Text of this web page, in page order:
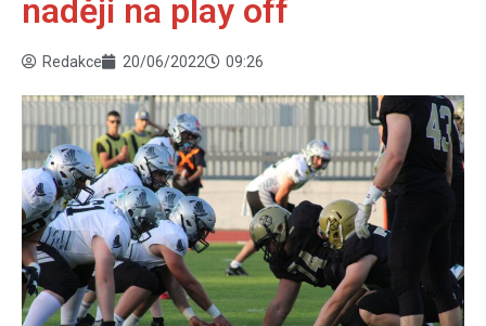
naději na play off
Redakce 20/06/2022 09:26